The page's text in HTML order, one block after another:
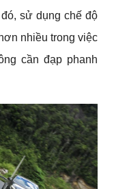
sử dụng chế độ
nhiều trong việc
cần đạp phanh